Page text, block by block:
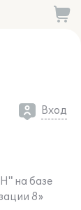
Вход
на базе
8»